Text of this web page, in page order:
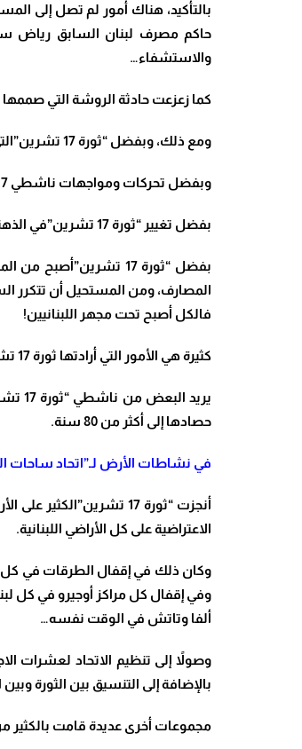
بالتأكيد، هناك أمور لم تصل إلى
حاكم مصرف لبنان السابق رياض
والاستشفاء…
كما زعزعت حادثة الروشة التي صممها
ومع ذلك، وبفضل “ثورة 17 تشرين”التي زرعت أفكاراً جديدة لبناء دولة مدنية غير طائفية، أصبح الوصول إلى دولة مدنية ممكناً، وليس بعيداً
وبفضل تحركات ومواجهات ناشطي 17 تشرين أصبحت الرقابة الشعبية، كما المساءلة والمحاسبة ممكنة! وأصبح الوصول إلى قضاء مستقل هدفاً ليس بعيد التحقق
بفضل تغيير “ثورة 17 تشرين”في الذهنيات، كثير من الأمور المستحيلة أصبحت ممكنة في المستقبل القريب
بفضل “ثورة 17
المصارف، ومن المستحيل أن تتكرر
فالكل أصبح تحت مجهر اللبنانيين!
كثيرة هي الأمور التي أرادتها ثورة 17 تشرين. وهي ستتحقق خلال عشرات سنوات على الأكثر
حصادها إلى أكثر من 80 سنة
.
في نشاطات الأرض لـ”اتحاد ساحات
أنجزت “ثورة 17
الاعتراضية على كل الأراضي اللبنانية.
وكان ذلك في إقفال الطرقات في كل
وفي إقفال كل مراكز أوجيرو في كل
ألفا وتاتش في الوقت نفسه…
وصولاً إلى تنظيم الاتحاد لعشرات
بالإضافة إلى التنسيق بين الثورة وبين
مجموعات أخرى عديدة قامت بالكثير